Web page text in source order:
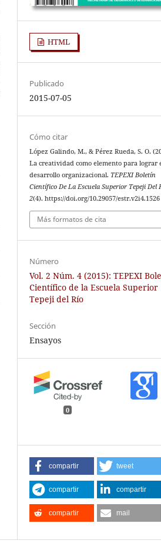
HTML
Publicado
2015-07-05
Cómo citar
López Galindo, M., & Pérez Rueda, S. O.
La creatividad como elemento para lograr
desarrollo organizacional. TEPEXI Boletín
Científico De La Escuela Superior Tepeji Del
2(4). https://doi.org/10.29057/estr.v2i4.1526
Más formatos de cita
Número
Vol. 2 Núm. 4 (2015): TEPEXI
Científico de la Escuela Superior
Tepeji del Río
Sección
Ensayos
0
compartir tweet
compartir compartir
compartir mail